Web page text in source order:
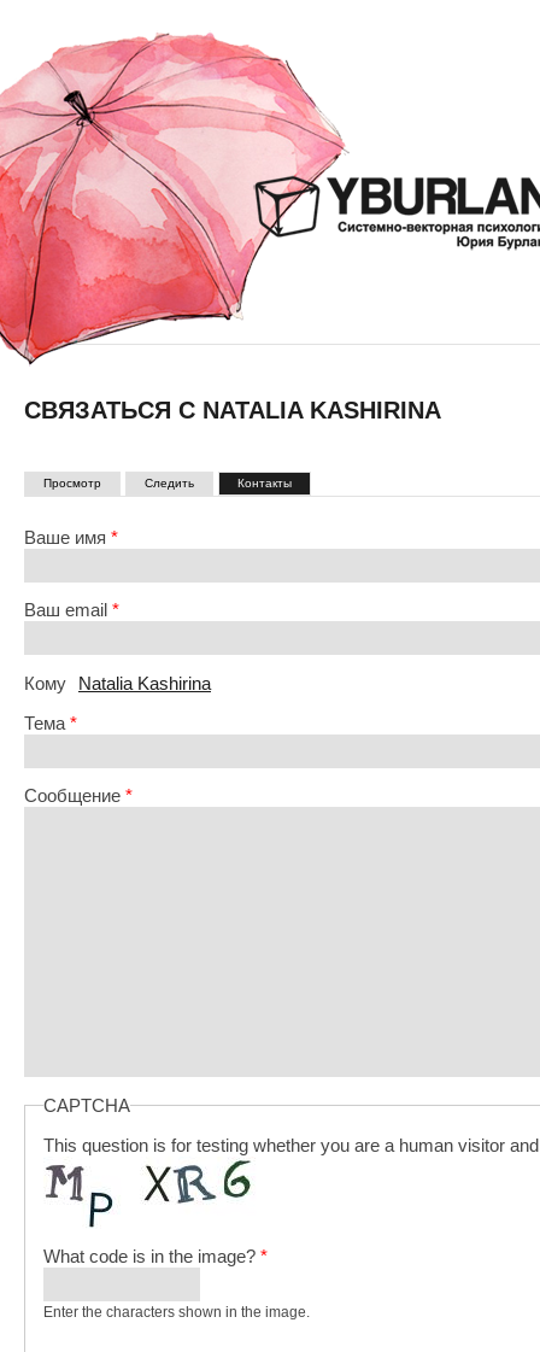
СВЯЗАТЬСЯ С NATALIA KASHIRINA
ГЛАВНЫЕ ВКЛАДКИ
Просмотр Следить Контакты
Ваше имя *
Ваш email *
Кому Natalia Kashirina
Тема *
Сообщение *
CAPTCHA
This question is for testing whether you are a human visitor
What code is in the image? *
Enter the characters shown in the image.